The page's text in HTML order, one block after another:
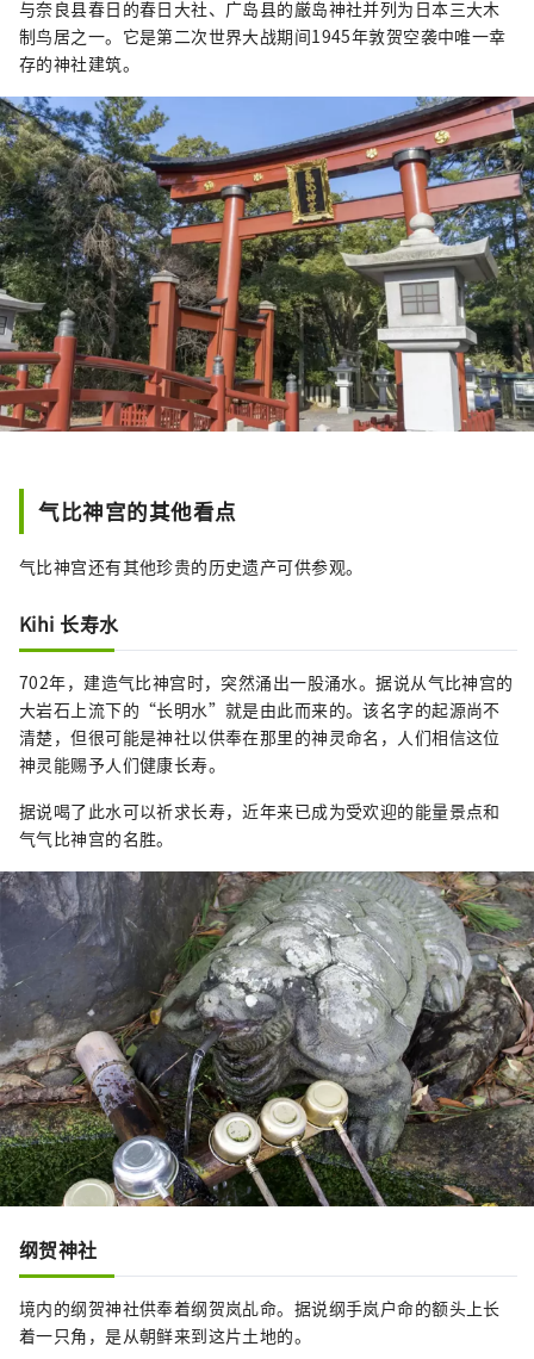
与奈良县春日的春日大社、广岛县的厳岛神社并列为日本三大木
制鸟居之一。它是第二次世界大战期间1945年敦贺空袭中唯一幸
存的神社建筑。
气比神宫的其他看点
气比神宫还有其他珍贵的历史遗产可供参观。
Kihi 长寿水
702年，建造气比神宫时，突然涌出一股涌水。据说从气比神宫的
大岩石上流下的“长明水”就是由此而来的。该名字的起源尚不
清楚，但很可能是神社以供奉在那里的神灵命名，人们相信这位
神灵能赐予人们健康长寿。
据说喝了此水可以祈求长寿，近年来已成为受欢迎的能量景点和
气气比神宫的名胜。
纲贺神社
境内的纲贺神社供奉着纲贺岚乩命。据说纲手岚户命的额头上长
着一只角，是从朝鲜来到这片土地的。